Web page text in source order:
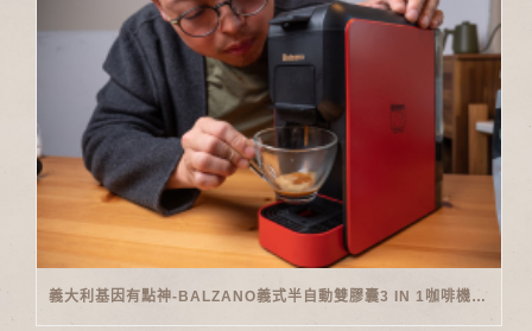
義大利基因有點神-BALZANO義式半自動雙膠囊3 IN 1咖啡機開箱